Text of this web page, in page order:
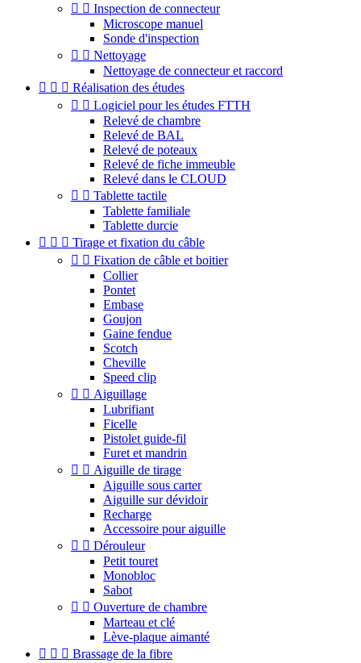
  Inspection de connecteur
Microscope manuel
Sonde d'inspection
  Nettoyage
Nettoyage de connecteur et raccord
   Réalisation des études
  Logiciel pour les études FTTH
Relevé de chambre
Relevé de BAL
Relevé de poteaux
Relevé de fiche immeuble
Relevé dans le CLOUD
  Tablette tactile
Tablette familiale
Tablette durcie
   Tirage et fixation du câble
  Fixation de câble et boitier
Collier
Pontet
Embase
Goujon
Gaine fendue
Scotch
Cheville
Speed clip
  Aiguillage
Lubrifiant
Ficelle
Pistolet guide-fil
Furet et mandrin
  Aiguille de tirage
Aiguille sous carter
Aiguille sur dévidoir
Recharge
Accessoire pour aiguille
  Dérouleur
Petit touret
Monobloc
Sabot
  Ouverture de chambre
Marteau et clé
Lève-plaque aimanté
   Brassage de la fibre